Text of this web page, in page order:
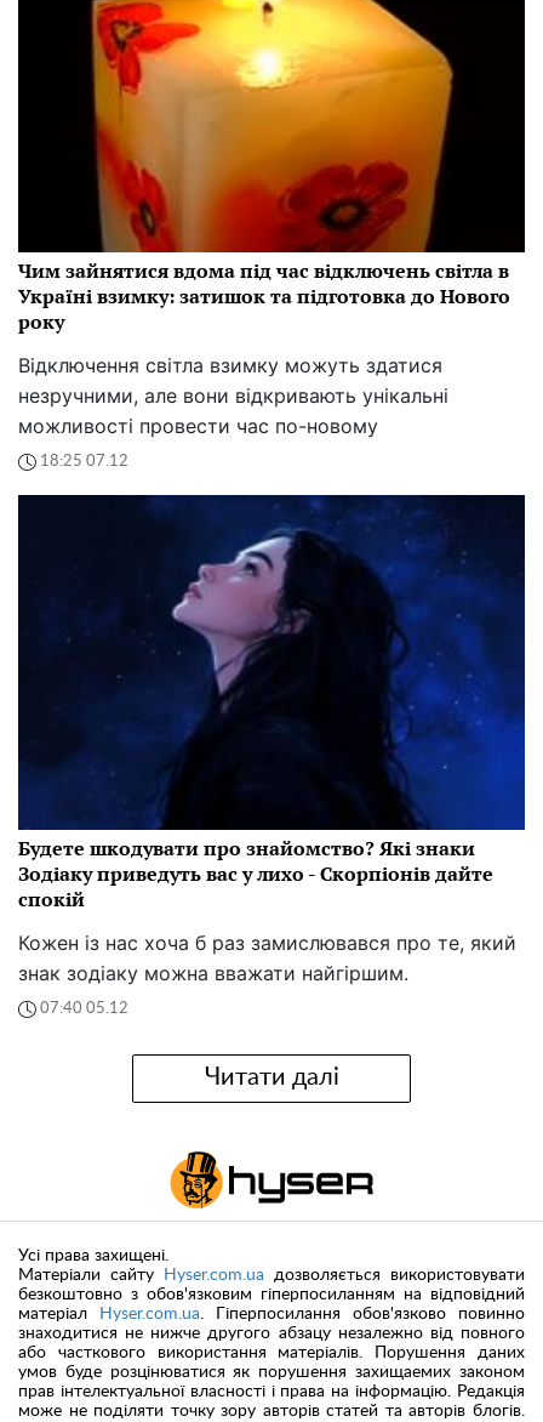
Чим зайнятися вдома під час відключень світла в
Україні взимку: затишок та підготовка до Нового
року
Відключення світла взимку можуть здатися
незручними, але вони відкривають унікальні
можливості провести час по-новому
18:25 07.12
Будете шкодувати про знайомство? Які знаки
Зодіаку приведуть вас у лихо - Скорпіонів дайте
спокій
Кожен із нас хоча б раз замислювався про те, який
знак зодіаку можна вважати найгіршим.
07:40 05.12
Читати далі
Усі права захищені.
Матеріали сайту
Hyser.com.ua дозволяється використовувати
безкоштовно з обов'язковим гіперпосиланням на відповідний
матеріал
Hyser.com.ua . Гіперпосилання обов'язково повинно
знаходитися не нижче другого абзацу незалежно від повного
або часткового використання матеріалів. Порушення даних
умов буде розцінюватися як порушення захищаемих законом
прав інтелектуальної власності і права на інформацію. Редакція
може не поділяти точку зору авторів статей та авторів блогів.